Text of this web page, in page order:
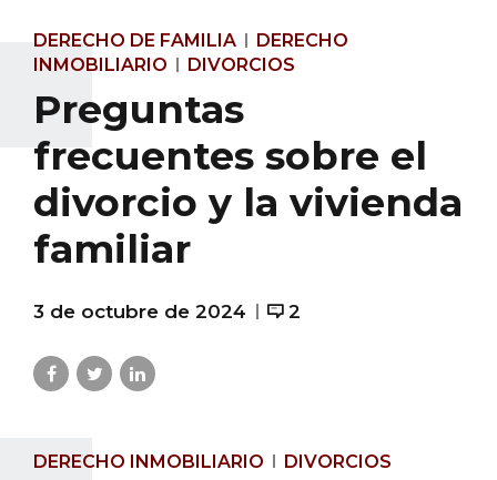
DERECHO DE FAMILIA
DERECHO
INMOBILIARIO
DIVORCIOS
Preguntas
frecuentes sobre el
divorcio y la vivienda
familiar
3 de octubre de 2024 2
DERECHO INMOBILIARIO DIVORCIOS